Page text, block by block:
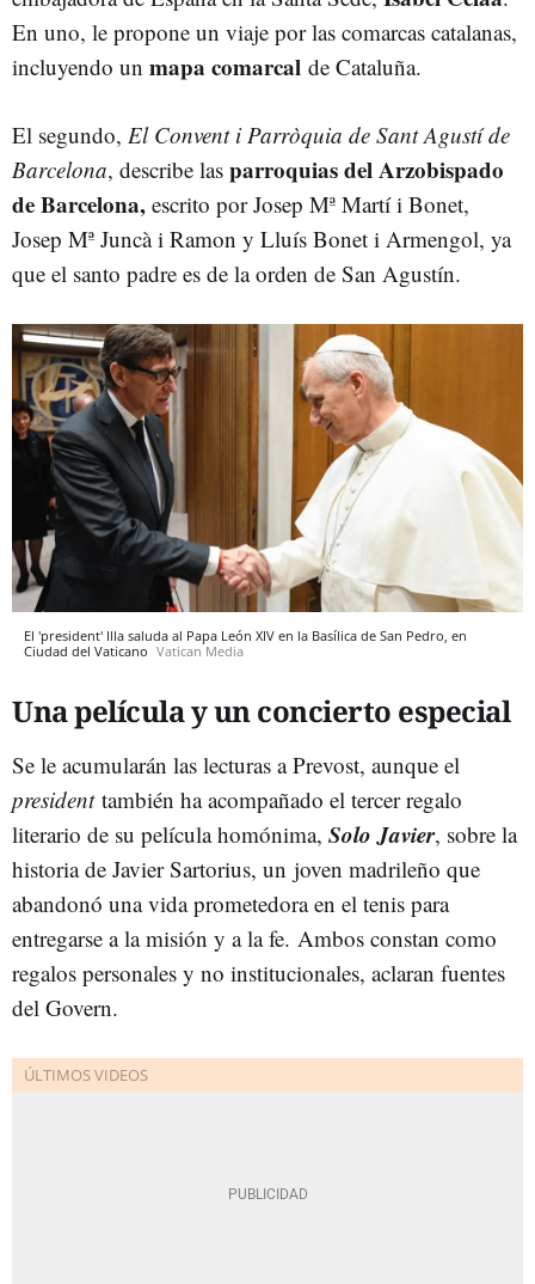
En uno, le propone un viaje por las comarcas catalanas,
incluyendo un mapa comarcal de Cataluña.
El segundo, El Convent i Parròquia de Sant Agustí de
Barcelona, describe las parroquias del Arzobispado
de Barcelona, escrito por Josep Mª Martí i Bonet,
Josep Mª Juncà i Ramon y Lluís Bonet i Armengol, ya
que el santo padre es de la orden de San Agustín.
El 'president' Illa saluda al Papa León XIV en la Basílica de San Pedro, en
Ciudad del Vaticano Vatican Media
Una película y un concierto especial
Se le acumularán las lecturas a Prevost, aunque el
presidenttambién ha acompañado el tercer regalo
literario de su película homónima, Solo Javier, sobre la
historia de Javier Sartorius, un joven madrileño que
abandonó una vida prometedora en el tenis para
entregarse a la misión y a la fe. Ambos constan como
regalos personales y no institucionales, aclaran fuentes
del Govern.